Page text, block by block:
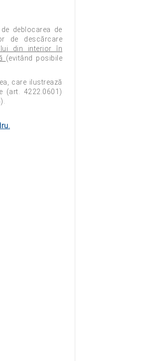
deblocarea de
de descărcare
din interior în
(evitând posibile
care ilustrează
(art. 4222.0601)